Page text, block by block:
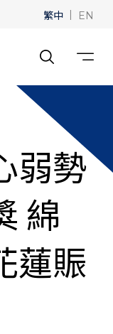
繁中 | EN
弱勢
綿
蓮賑